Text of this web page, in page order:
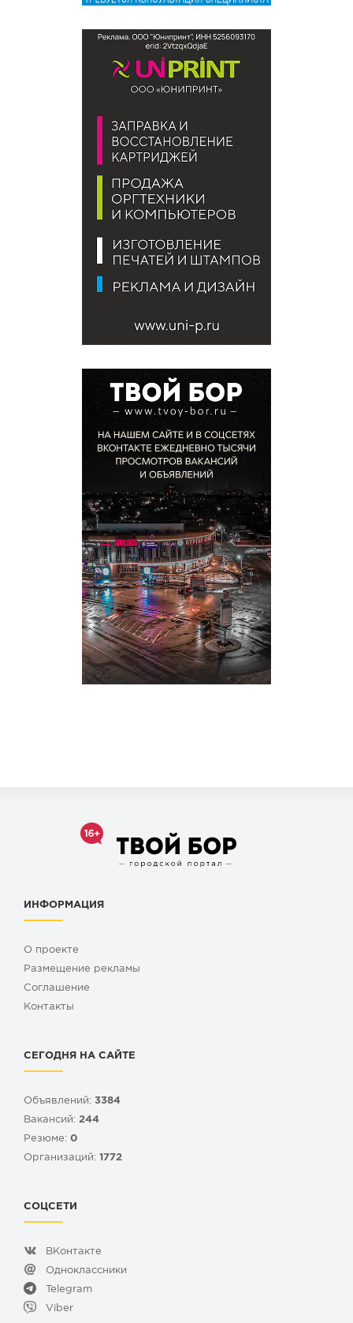
ИНФОРМАЦИЯ
О проекте
Размещение рекламы
Cоглашение
Контакты
СЕГОДНЯ НА САЙТЕ
Объявлений: 3384
Вакансий: 244
Резюме: 0
Организаций: 1772
СОЦСЕТИ
ВКонтакте
Одноклассники
Telegram
Viber